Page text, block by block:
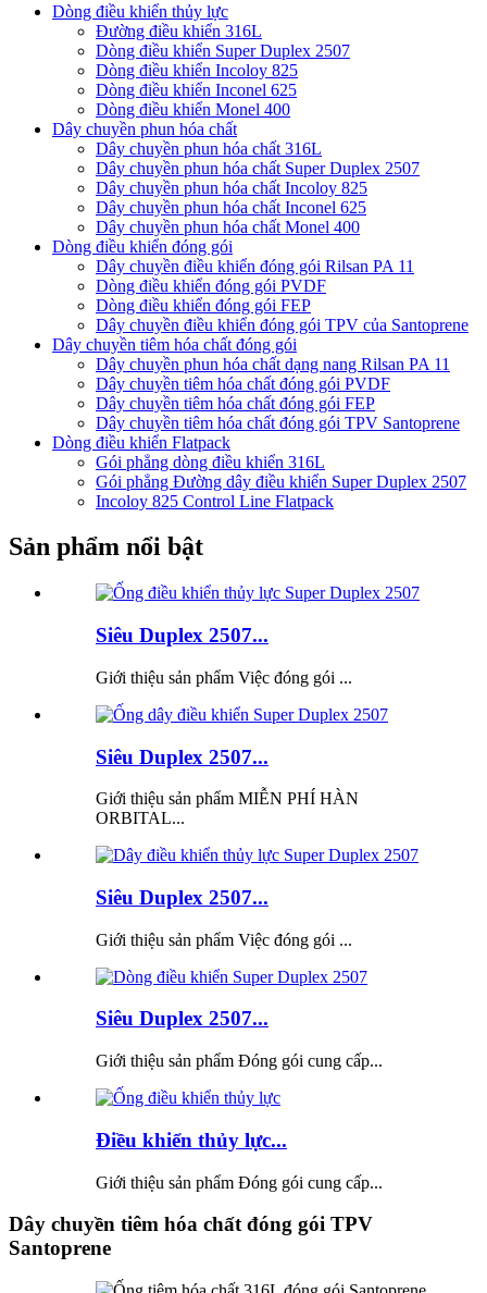
Dòng điều khiển thủy lực
Đường điều khiển 316L
Dòng điều khiển Super Duplex 2507
Dòng điều khiển Incoloy 825
Dòng điều khiển Inconel 625
Dòng điều khiển Monel 400
Dây chuyền phun hóa chất
Dây chuyền phun hóa chất 316L
Dây chuyền phun hóa chất Super Duplex 2507
Dây chuyền phun hóa chất Incoloy 825
Dây chuyền phun hóa chất Inconel 625
Dây chuyền phun hóa chất Monel 400
Dòng điều khiển đóng gói
Dây chuyền điều khiển đóng gói Rilsan PA 11
Dòng điều khiển đóng gói PVDF
Dòng điều khiển đóng gói FEP
Dây chuyền điều khiển đóng gói TPV của Santoprene
Dây chuyền tiêm hóa chất đóng gói
Dây chuyền phun hóa chất dạng nang Rilsan PA 11
Dây chuyền tiêm hóa chất đóng gói PVDF
Dây chuyền tiêm hóa chất đóng gói FEP
Dây chuyền tiêm hóa chất đóng gói TPV Santoprene
Dòng điều khiển Flatpack
Gói phẳng dòng điều khiển 316L
Gói phẳng Đường dây điều khiển Super Duplex 2507
Incoloy 825 Control Line Flatpack
Sản phẩm nổi bật
Siêu Duplex 2507...
Giới thiệu sản phẩm Việc đóng gói ...
Siêu Duplex 2507...
Giới thiệu sản phẩm MIỄN PHÍ HÀN
ORBITAL...
Siêu Duplex 2507...
Giới thiệu sản phẩm Việc đóng gói ...
Siêu Duplex 2507...
Giới thiệu sản phẩm Đóng gói cung cấp...
Điều khiển thủy lực...
Giới thiệu sản phẩm Đóng gói cung cấp...
Dây chuyền tiêm hóa chất đóng gói TPV
Santoprene